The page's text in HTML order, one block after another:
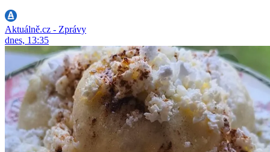
Aktuálně.cz - Zprávy
dnes, 13:35